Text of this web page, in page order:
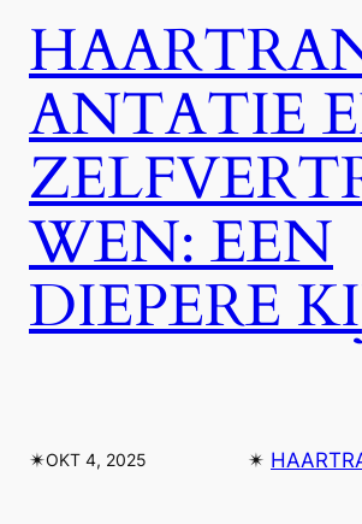
ANTATIE
WEN: EEN
DIEPERE
✴︎OKT 4, 2025 ✴︎